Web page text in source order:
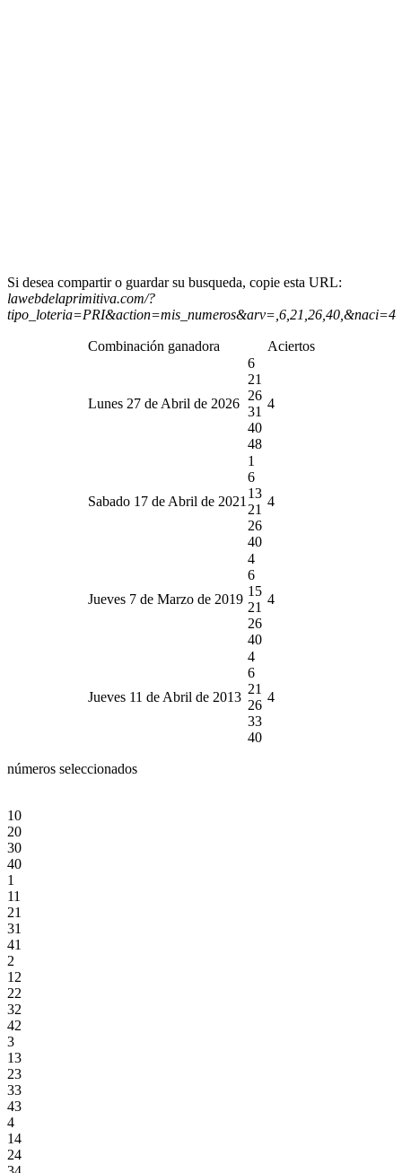
Si desea compartir o guardar su busqueda, copie esta URL:
lawebdelaprimitiva.com/?
tipo_loteria=PRI&action=mis_numeros&arv=,6,21,26,40,&naci=4
Combinación ganadora Aciertos
Lunes 27 de Abril de 2026
6
21
26
31
40
48
4
Sabado 17 de Abril de 2021
1
6
13
21
26
40
4
Jueves 7 de Marzo de 2019
4
6
15
21
26
40
4
Jueves 11 de Abril de 2013
4
6
21
26
33
40
4
números seleccionados
10
20
30
40
1
11
21
31
41
2
12
22
32
42
3
13
23
33
43
4
14
24